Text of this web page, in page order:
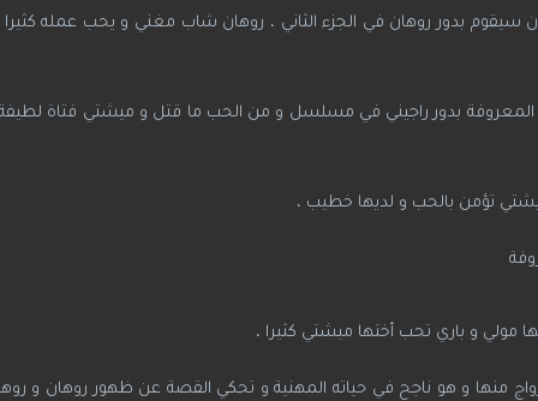
بدور روهان في الجزء الثاني ، روهان شاب مغني و يحب عمله كثيرا
المعروفة بدور راجيني في مسلسل و من الحب ما قتل و ميشتي فتاة
تؤمن بالحب و لديها خطيب ،
مولي و باري تحب أختها ميشتي كثيرا ،
منها و هو ناجح في حياته المهنية و تحكي القصة عن ظهور روهان و